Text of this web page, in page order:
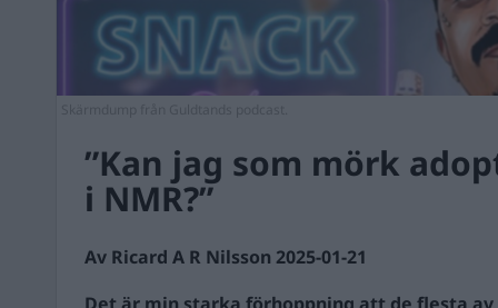
”Kan jag som mörk
i NMR?”
Av Ricard A R Nilsson 2025-01-21
Det är min starka förhoppning att de flesta av